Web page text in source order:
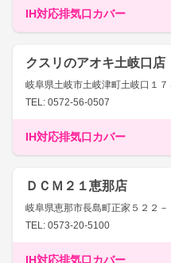
IH対応排気口カバー
クスリのアオキ土岐口店
岐阜県土岐市土岐津町土岐口１７
TEL: 0572-56-0507
IH対応排気口カバー
ＤＣＭ２１恵那店
岐阜県恵那市長島町正家５２２－
TEL: 0573-20-5100
IH対応排気口カバー